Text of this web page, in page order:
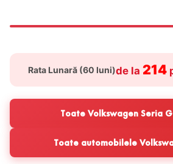
Rata Lunară (60 luni)de la 214
Toate Volkswagen Seria
Toate automobilele